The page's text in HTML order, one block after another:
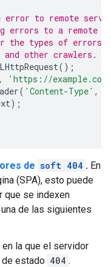
error to remote
errors to a remote
types of errors
other crawlers.
();
,
'https://
( 'Content-Type' ,
);
de soft 404 . En
(SPA), esto puede
que se indexen
de las siguientes
en la que el servidor
estado 404 .